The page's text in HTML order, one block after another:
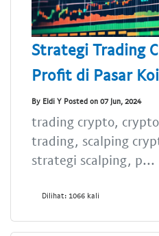
Strategi Trading
Profit di Pasar
By Eldi Y Posted on 07 Jun, 2024
trading crypto,
trading, scalping
strategi scalping, p...
Dilihat: 1066 kali